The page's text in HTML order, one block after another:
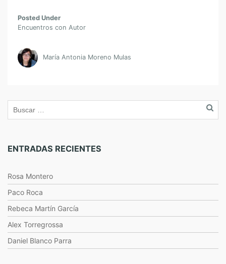
Posted Under
Encuentros con Autor
María Antonia Moreno Mulas
ENTRADAS RECIENTES
Rosa Montero
Paco Roca
Rebeca Martín García
Alex Torregrossa
Daniel Blanco Parra